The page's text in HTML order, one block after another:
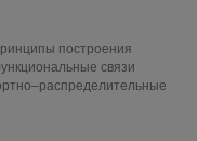
построения
связи